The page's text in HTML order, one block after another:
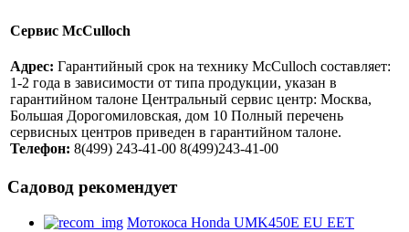
Сервис McCulloch
Адрес: Гарантийный срок на технику McCulloch составляет:
1-2 года в зависимости от типа продукции, указан в
гарантийном талоне Центральный сервис центр: Москва,
Большая Дорогомиловская, дом 10 Полный перечень
сервисных центров приведен в гарантийном талоне.
Телефон: 8(499) 243-41-00 8(499)243-41-00
Садовод рекомендует
Мотокоса Honda UMK450E EU EET